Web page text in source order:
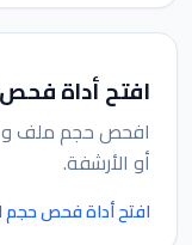
افتح أداة
افحص حجم ملف
أو الأرشفة.
افتح أداة فحص حجم